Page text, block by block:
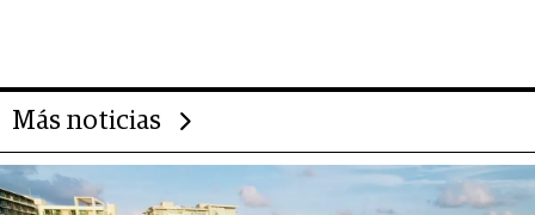
Más noticias